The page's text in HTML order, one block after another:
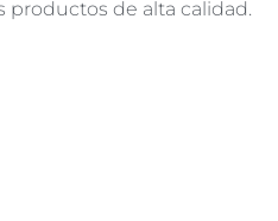
productos de alta calidad.